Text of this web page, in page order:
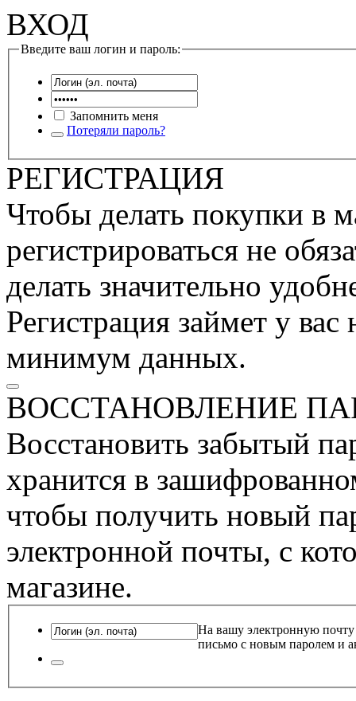
ВХОД
Введите ваш логин и пароль:
Запомнить меня
Потеряли пароль?
РЕГИСТРАЦИЯ
Чтобы делать покупки в
регистрироваться не
делать значительно
Регистрация займет у
минимум данных.
ВОССТАНОВЛЕНИЕ
Восстановить забытый
хранится в
чтобы получить новый
электронной почты, с
магазине.
На вашу электронную почту
письмо с новым паролем и